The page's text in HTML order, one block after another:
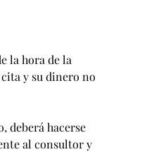
la hora de la
cita y su dinero no
deberá hacerse
al consultor y